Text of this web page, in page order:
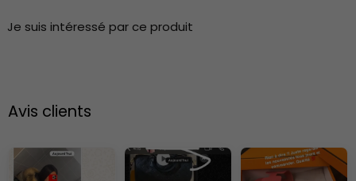
Je suis intéressé par ce produit
Avis clients